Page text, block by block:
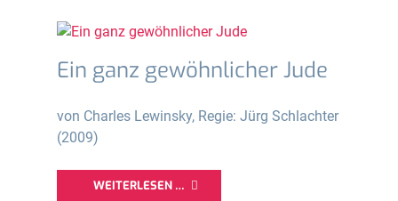
Ein ganz gewöhnlicher Jude
von Charles Lewinsky, Regie: Jürg Schlachter
(2009)
WEITERLESEN …